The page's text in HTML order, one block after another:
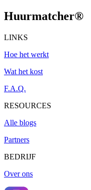
Huurmatcher®
LINKS
Hoe het werkt
Wat het kost
F.A.Q.
RESOURCES
Alle blogs
Partners
BEDRIJF
Over ons